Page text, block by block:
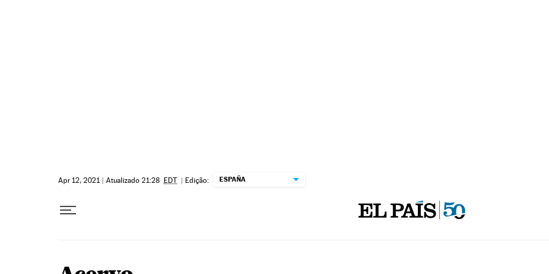
Apr 12, 2021 | Atualizado 21:28 EDT | Edição: ESPAÑA